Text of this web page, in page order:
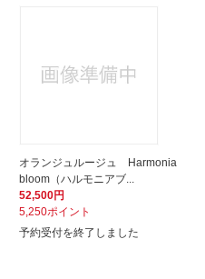
オランジュルージュ Harmonia
bloom（ハルモニアブ...
52,500円
5,250ポイント
予約受付を終了しました